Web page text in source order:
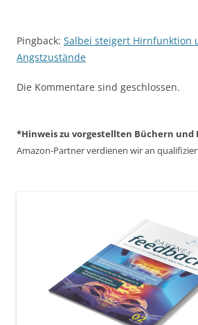
Pingback: Salbei steigert Hirnfunktion
Angstzustände
Die Kommentare sind geschlossen.
*Hinweis zu vorgestellten Büchern und
Amazon-Partner verdienen wir an